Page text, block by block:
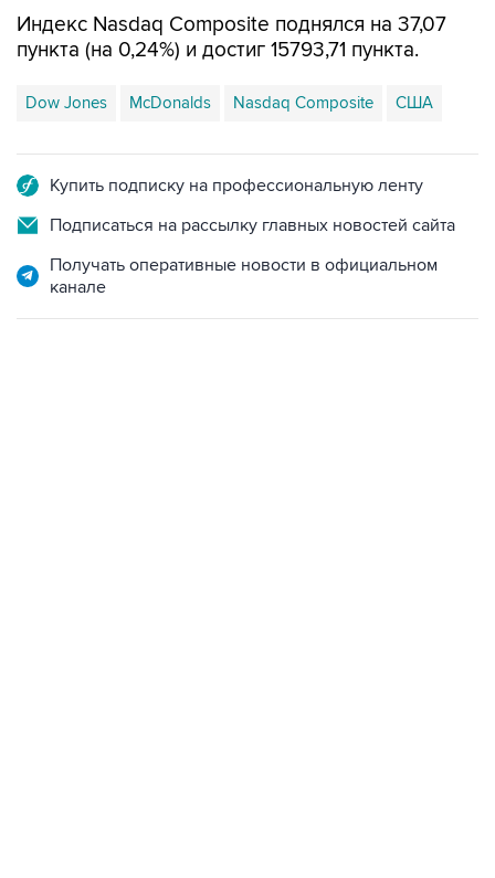
Индекс Nasdaq Composite поднялся на 37,07
пункта (на 0,24%) и достиг 15793,71 пункта.
Dow Jones McDonalds Nasdaq Composite США
Купить подписку на профессиональную ленту
Подписаться на рассылку главных новостей сайта
Получать оперативные новости в официальном
канале